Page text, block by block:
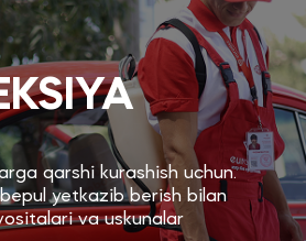
qarshi kurashish uchun.
bepul yetkazib berish bilan
va uskunalar